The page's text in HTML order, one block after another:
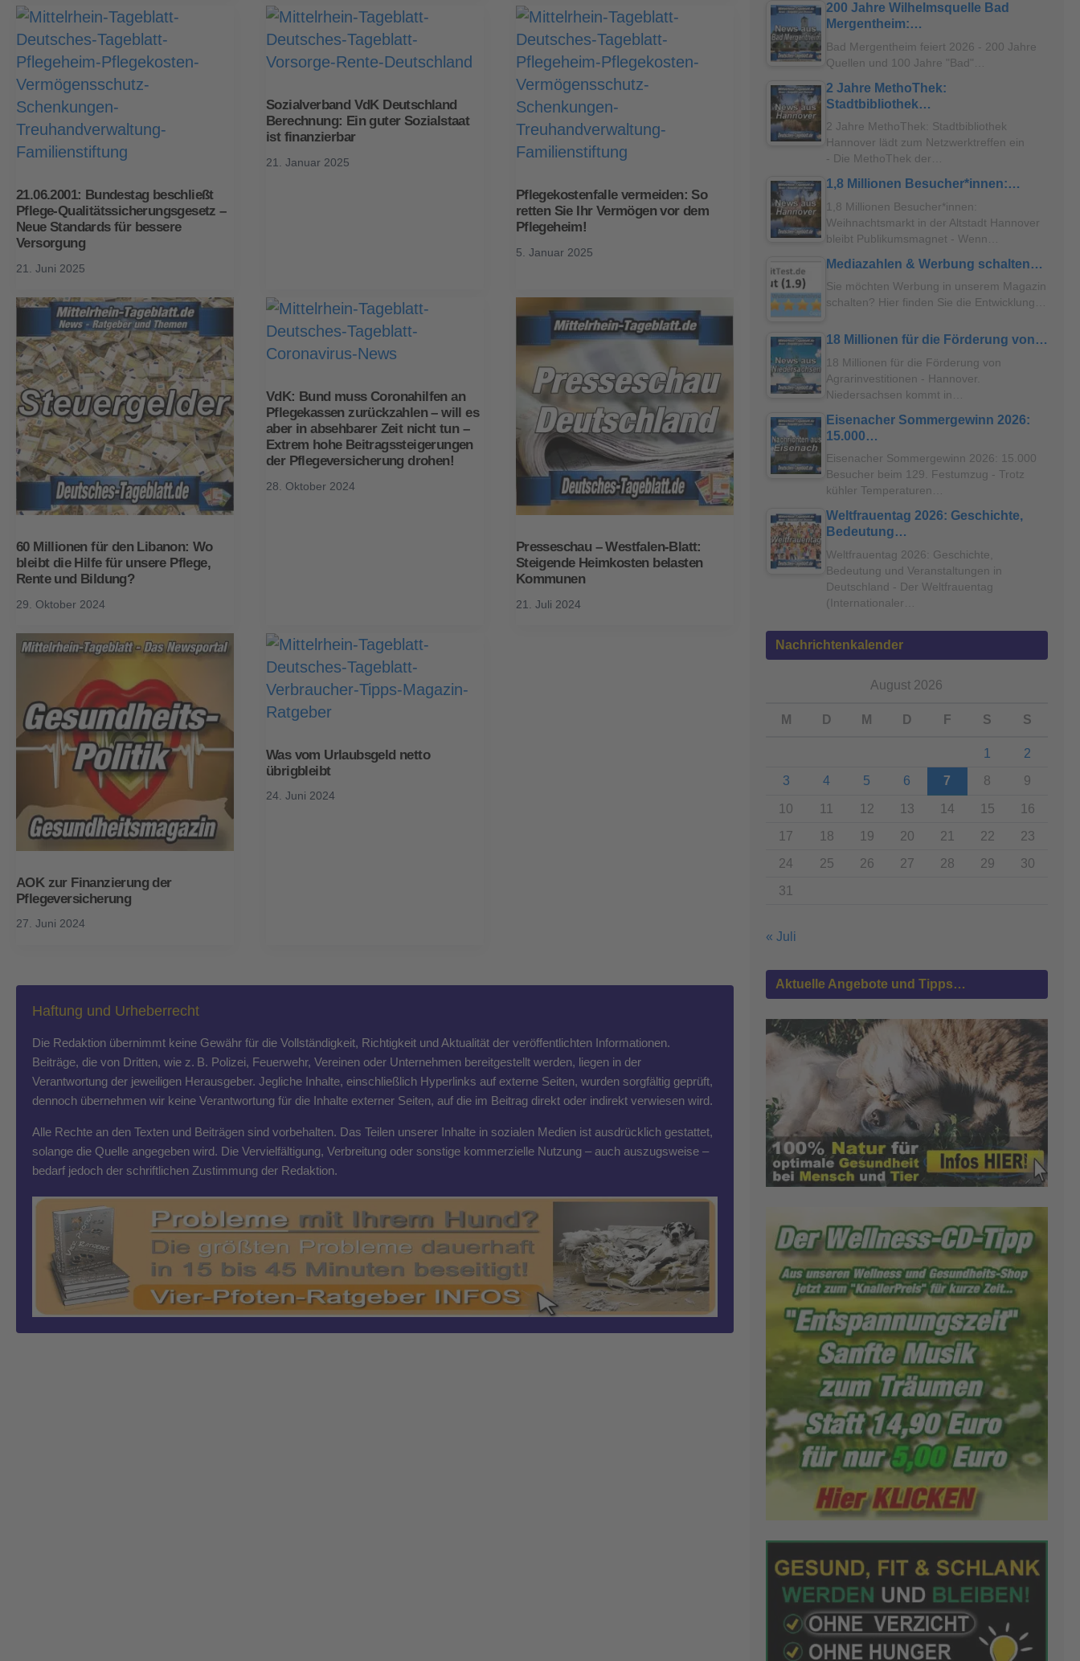
21.06.2001: Bundestag beschließt
Pflege-Qualitätssicherungsgesetz –
Neue Standards für bessere
Versorgung
21. Juni 2025
Sozialverband VdK Deutschland
Berechnung: Ein guter Sozialstaat
ist finanzierbar
21. Januar 2025
Pflegekostenfalle vermeiden: So
retten Sie Ihr Vermögen vor dem
Pflegeheim!
5. Januar 2025
60 Millionen für den Libanon: Wo
bleibt die Hilfe für unsere Pflege,
Rente und Bildung?
29. Oktober 2024
VdK: Bund muss Coronahilfen an
Pflegekassen zurückzahlen – will es
aber in absehbarer Zeit nicht tun –
Extrem hohe Beitragssteigerungen
der Pflegeversicherung drohen!
28. Oktober 2024
Presseschau – Westfalen-Blatt:
Steigende Heimkosten belasten
Kommunen
21. Juli 2024
AOK zur Finanzierung der
Pflegeversicherung
27. Juni 2024
Was vom Urlaubsgeld netto
übrigbleibt
24. Juni 2024
Haftung und Urheberrecht
Die Redaktion übernimmt keine Gewähr für die Vollständigkeit, Richtigkeit und Aktualität der veröffentlichten Informationen.
Beiträge, die von Dritten, wie z. B. Polizei, Feuerwehr, Vereinen oder Unternehmen bereitgestellt werden, liegen in der
Verantwortung der jeweiligen Herausgeber. Jegliche Inhalte, einschließlich Hyperlinks auf externe Seiten, wurden sorgfältig geprüft,
dennoch übernehmen wir keine Verantwortung für die Inhalte externer Seiten, auf die im Beitrag direkt oder indirekt verwiesen wird.
Alle Rechte an den Texten und Beiträgen sind vorbehalten. Das Teilen unserer Inhalte in sozialen Medien ist ausdrücklich gestattet,
solange die Quelle angegeben wird. Die Vervielfältigung, Verbreitung oder sonstige kommerzielle Nutzung – auch auszugsweise –
bedarf jedoch der schriftlichen Zustimmung der Redaktion.
200 Jahre Wilhelmsquelle Bad
Mergentheim:…
Bad Mergentheim feiert 2026 - 200 Jahre
Quellen und 100 Jahre "Bad"…
2 Jahre MethoThek:
Stadtbibliothek…
2 Jahre MethoThek: Stadtbibliothek
Hannover lädt zum Netzwerktreffen ein
- Die MethoThek der…
1,8 Millionen Besucher*innen:…
1,8 Millionen Besucher*innen:
Weihnachtsmarkt in der Altstadt Hannover
bleibt Publikumsmagnet - Wenn…
Mediazahlen & Werbung schalten…
Sie möchten Werbung in unserem Magazin
schalten? Hier finden Sie die Entwicklung…
18 Millionen für die Förderung von…
18 Millionen für die Förderung von
Agrarinvestitionen - Hannover.
Niedersachsen kommt in…
Eisenacher Sommergewinn 2026:
15.000…
Eisenacher Sommergewinn 2026: 15.000
Besucher beim 129. Festumzug - Trotz
kühler Temperaturen…
Weltfrauentag 2026: Geschichte,
Bedeutung…
Weltfrauentag 2026: Geschichte,
Bedeutung und Veranstaltungen in
Deutschland - Der Weltfrauentag
(Internationaler…
Nachrichtenkalender
August 2026
M D M D F S S
1
2
3
4 5 6 7 8 9
10 11 12 13 14 15
16
17
18 19 20 21 22
23
24
25 26 27 28 29
30
31
« Juli
Aktuelle Angebote und Tipps…